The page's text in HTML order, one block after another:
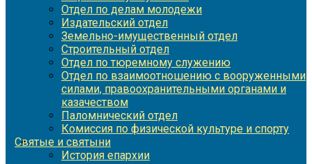
Отдел по делам молодежи
Издательский отдел
Земельно-имущественный отдел
Строительный отдел
Отдел по тюремному служению
Отдел по взаимоотношению с вооруженными
силами, правоохранительными органами и
казачеством
Паломнический отдел
Комиссия по физической культуре и спорту
Святые и святыни
История епархии